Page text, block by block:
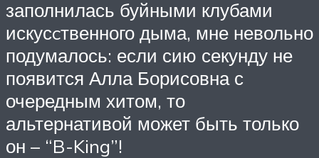
заполнилась буйными клубами
искусcтвенного дыма, мне невольно
подумалось: если сию секунду не
появится Алла Борисовна с
очередным хитом, то
альтернативой может быть только
он – “B-King”!